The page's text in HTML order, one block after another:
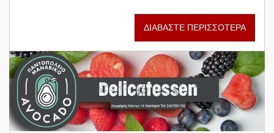
ΔΙΑΒΑΣΤΕ ΠΕΡΙΣΣΟΤΕΡΑ